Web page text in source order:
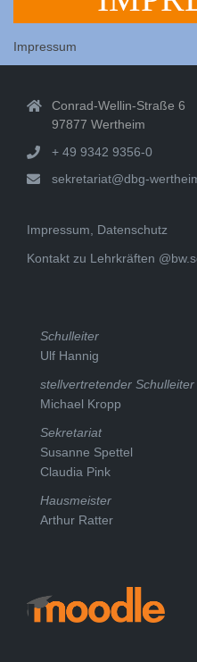
Impressum
Conrad-Wellin-Straße 6
97877 Wertheim
+ 49 9342 9356-0
sekretariat@dbg-
Impressum, Datenschutz
Kontakt zu Lehrkräften
Schulleiter
Ulf Hannig
stellvertretender Schulleiter
Michael Kropp
Sekretariat
Susanne Spettel
Claudia Pink
Hausmeister
Arthur Ratter